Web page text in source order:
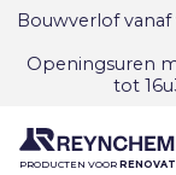
Bouwverlof vanaf
Openingsuren
tot
PRODUCTEN VOOR